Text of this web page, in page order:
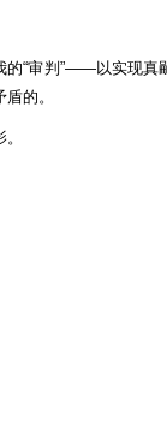
“审判”——以实现真
的。